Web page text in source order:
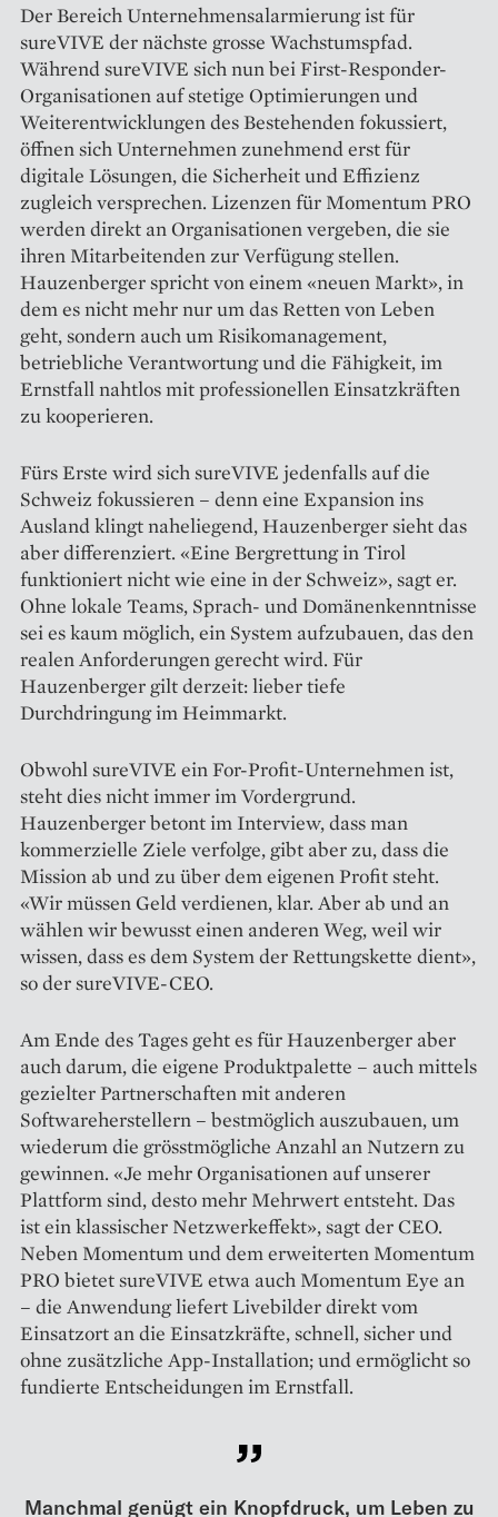
Der Bereich Unternehmens­alarmierung ist für
sureVIVE der nächste grosse Wachstumspfad.
Während sureVIVE sich nun bei First-­Responder-
Organisationen auf stetige Optimierungen und
Weiterentwicklungen des Bestehenden fokussiert,
öffnen sich Unternehmen zunehmend erst für
digitale Lösungen, die Sicherheit und Effizienz
zugleich versprechen. Lizenzen für Momentum PRO
werden direkt an Organisationen vergeben, die sie
ihren Mitarbeitenden zur Verfügung stellen.
Hauzenberger spricht von einem «neuen Markt», in
dem es nicht mehr nur um das Retten von Leben
geht, sondern auch um Risikomanagement,
betriebliche Verantwortung und die Fähigkeit, im
Ernstfall nahtlos mit professionellen Einsatzkräften
zu kooperieren.
Fürs Erste wird sich sureVIVE jedenfalls auf die
Schweiz fokussieren – denn eine Expansion ins
Ausland klingt naheliegend, Hauzenberger sieht das
aber differenziert. «Eine Bergrettung in Tirol
funktioniert nicht wie eine in der Schweiz», sagt er.
Ohne lokale Teams, Sprach- und Domänenkenntnisse
sei es kaum möglich, ein System aufzubauen, das den
realen Anforderungen gerecht wird. Für
Hauzenberger gilt derzeit: lieber tiefe
Durchdringung im Heimmarkt.
Obwohl sureVIVE ein For-Profit-Unternehmen ist,
steht dies nicht immer im Vordergrund.
Hauzenberger betont im Interview, dass man
kommerzielle Ziele verfolge, gibt aber zu, dass die
Mission ab und zu über dem eigenen Profit steht.
«Wir müssen Geld verdienen, klar. Aber ab und an
wählen wir bewusst einen anderen Weg, weil wir
wissen, dass es dem System der Rettungskette dient»,
so der sureVIVE-CEO.
Am Ende des Tages geht es für Hauzenberger aber
auch darum, die eigene Produktpalette – auch mittels
gezielter Partnerschaften mit anderen
Softwareherstellern – bestmöglich auszubauen, um
wiederum die grösstmögliche Anzahl an Nutzern zu
gewinnen. «Je mehr Organisationen auf unserer
Plattform sind, desto mehr Mehrwert entsteht. Das
ist ein klassischer Netzwerkeffekt», sagt der CEO.
Neben Momentum und dem erweiterten Momentum
PRO bietet sureVIVE etwa auch Momentum Eye an
– die Anwendung liefert Livebilder direkt vom
Einsatzort an die Einsatzkräfte, schnell, sicher und
ohne zusätzliche App-Installation; und ermöglicht so
fundierte Entscheidungen im Ernstfall.
Manchmal genügt ein Knopfdruck, um Leben zu